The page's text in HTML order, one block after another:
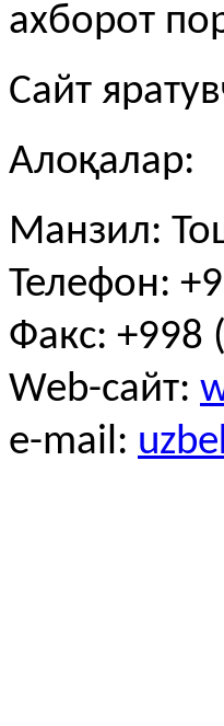
ахборот
Сайт
Алоқалар:
Манзил:
Телефон:
Факс: +998
Web-сайт:
e-mail: